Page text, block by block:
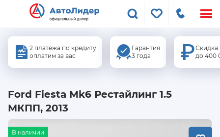
2 платежа по кредиту
оплатим за вас
Гарантия
3 года
Скидка
до 400
Ford Fiesta Mk6 Рестайлинг 1.5
МКПП, 2013
В наличии